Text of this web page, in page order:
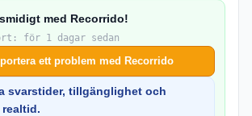
med Recorrido!
för 1 dagar sedan
ett problem med Recorrido
svarstider, tillgänglighet och